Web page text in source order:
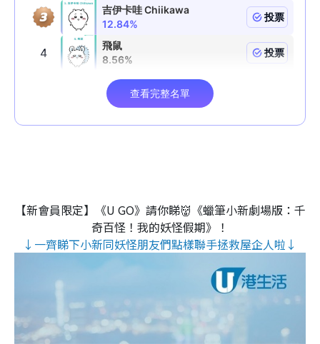
【新會員限定】《U GO》請你睇👹《蠟筆小新劇場版：千
奇百怪！我的妖怪假期》！
↓一齊睇下小新同妖怪朋友們點樣聯手拯救屋企人啦↓